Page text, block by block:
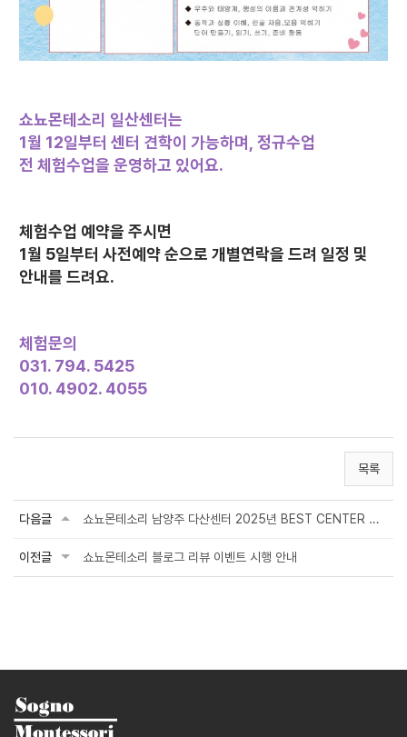
쇼뇨몬테소리 일산센터는
1월 12일부터 센터 견학이 가능하며, 정규수업
전 체험수업을 운영하고 있어요.
체험수업 예약을 주시면
1월 5일부터 사전예약 순으로 개별연락을 드려 일정 및
안내를 드려요.
체험문의
031. 794. 5425
010. 4902. 4055
목록
다음글 쇼뇨몬테소리 남양주 다산센터 2025년 BEST CENTER 선정 시상
이전글 쇼뇨몬테소리 블로그 리뷰 이벤트 시행 안내